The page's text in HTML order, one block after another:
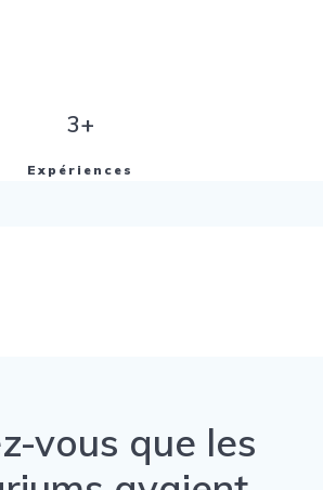
3+
Expériences
vous que les